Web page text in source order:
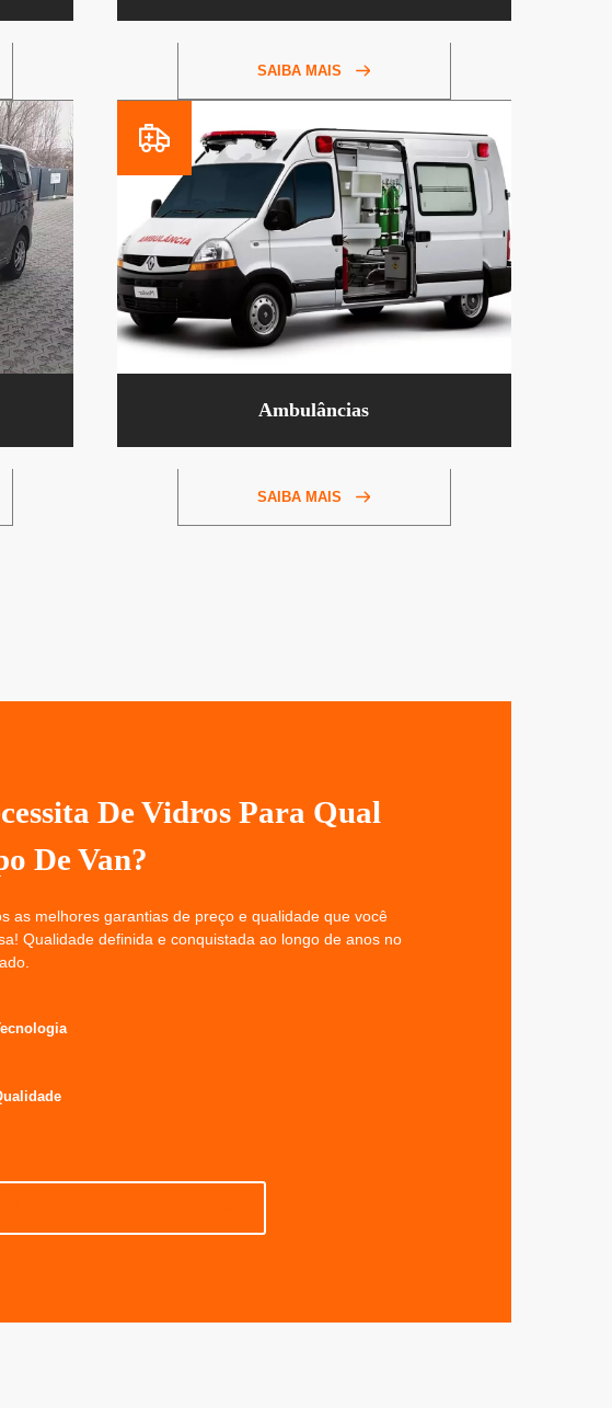
SAIBA MAIS
Ambulâncias
SAIBA MAIS
De Vidros Para Qual
De Van?
as melhores garantias de preço e qualidade que você
Qualidade definida e conquistada ao longo de anos no